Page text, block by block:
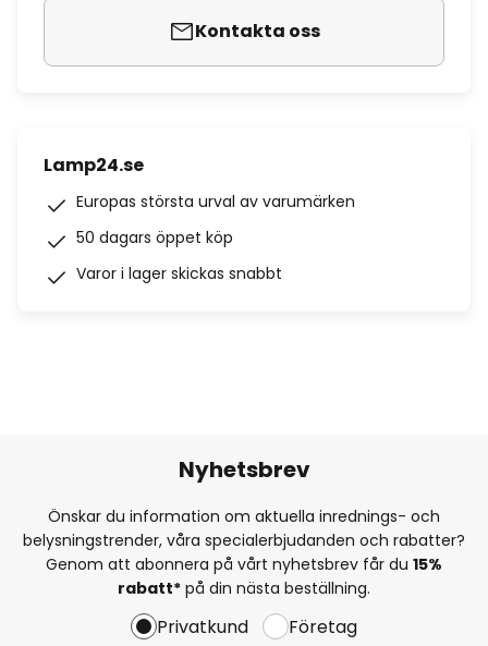
Kontakta oss
Lamp24.se
Europas största urval av varumärken
50 dagars öppet köp
Varor i lager skickas snabbt
Nyhetsbrev
Önskar du information om aktuella inrednings- och
belysningstrender, våra specialerbjudanden och rabatter?
Genom att abonnera på vårt nyhetsbrev får du 15%
rabatt* på din nästa beställning.
Privatkund Företag